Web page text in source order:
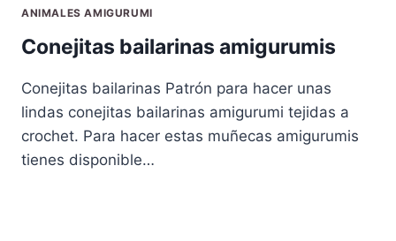
ANIMALES AMIGURUMI
Conejitas bailarinas amigurumis
Conejitas bailarinas Patrón para hacer unas
lindas conejitas bailarinas amigurumi tejidas a
crochet. Para hacer estas muñecas amigurumis
tienes disponible…